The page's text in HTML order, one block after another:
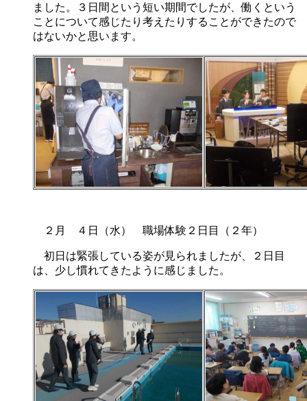
ました。３日間という短い期間でしたが、働くという
ことについて感じたり考えたりすることができたので
はないかと思います。
２月 ４日（水） 職場体験２日目（２年）
初日は緊張している姿が見られましたが、２日目
は、少し慣れてきたように感じました。